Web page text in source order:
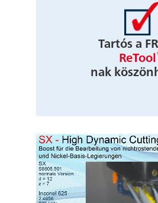
Tartós a
ReTool
nak